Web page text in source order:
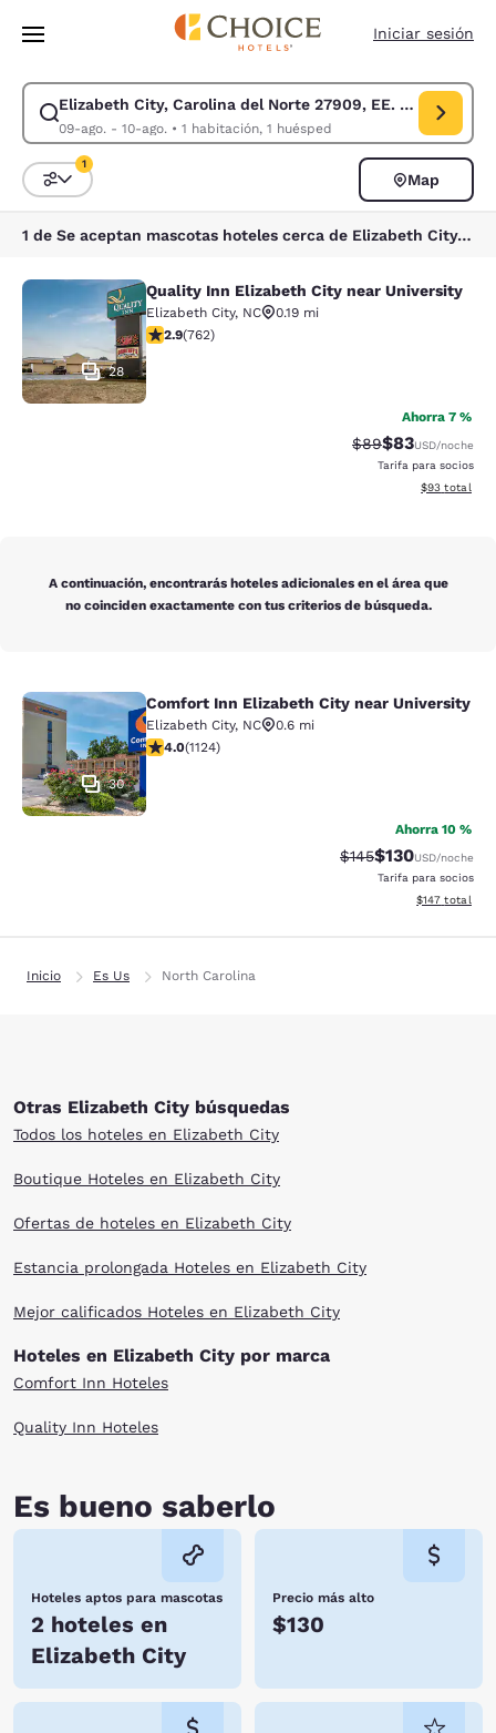
Pasar A Contenido Principal
Iniciar sesión
Elizabeth City, Carolina del Norte 27909, EE. UU.
09-ago. - 10-ago.• 1 habitación, 1 huésped
Modificar la búsqueda de Elizabeth City, Carolina del Norte 27909,
Ordenar y filtrar
1
Map
1 de Se aceptan mascotas hoteles cerca de Elizabeth City, Carolina del Norte 27909, EE. UU. coinciden con tus filtros
Quality Inn Elizabeth City near
28
Quality Inn Elizabeth City near University
Elizabeth City, NC
0.19 mi
calificación de 2.89 estrellas. Feria. 762 reseñas
2.9(762)
Ahorra 7 %
Precio tachado:
$89Precio con
$83USD/noche
Tarifa para socios
Ver detalles
$93 total
A continuación, encontrarás hoteles adicionales en el área que
no coinciden exactamente con tus criterios de búsqueda.
Comfort Inn Elizabeth City near
30
Comfort Inn Elizabeth City near University
Elizabeth City, NC
0.6 mi
calificación de 3.98 estrellas. Bueno. 1124 reseñas
4.0(1124)
Ahorra 10 %
Precio tachado:
$145Precio con
$130USD/noche
Tarifa para socios
Ver detalles
$147 total
Inicio Es Us North Carolina
Otras Elizabeth City búsquedas
Todos los hoteles en Elizabeth City
Boutique Hoteles en Elizabeth City
Ofertas de hoteles en Elizabeth City
Estancia prolongada Hoteles en Elizabeth City
Mejor calificados Hoteles en Elizabeth City
Hoteles en Elizabeth City por marca
Comfort Inn Hoteles
Quality Inn Hoteles
Es bueno saberlo
Hoteles aptos para mascotas
2 hoteles en
Elizabeth City
Precio más alto
$130